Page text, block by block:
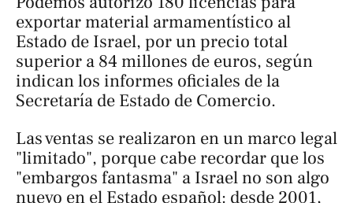
exportar material armamentístico al
Estado de Israel, por un precio total
superior a 84 millones de euros, según
indican los informes oficiales de la
Secretaría de Estado de Comercio.
Las ventas se realizaron en un marco legal
"limitado", porque cabe recordar que los
"embargos fantasma" a Israel no son algo
nuevo en el Estado español: desde 2001,